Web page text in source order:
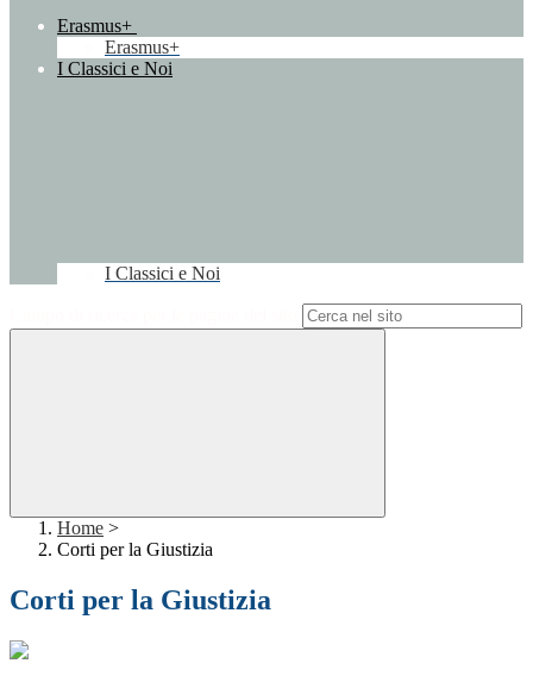
Erasmus+
Erasmus+
I Classici e Noi
I Classici e Noi
Home >
Corti per la Giustizia
Corti per la Giustizia